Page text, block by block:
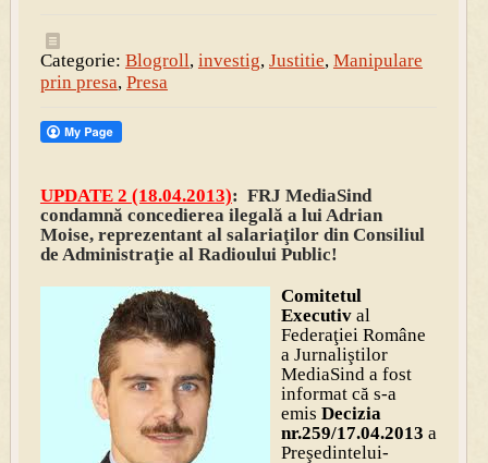
Categorie: Blogroll, investig, Justitie, Manipulare
prin presa, Presa
UPDATE 2 (18.04.2013): FRJ MediaSind
condamnă concedierea ilegală a lui Adrian
Moise, reprezentant al salariaţilor din Consiliul
de Administraţie al Radioului Public!
Comitetul
Executival
Federaţiei Române
a Jurnaliştilor
MediaSind a fost
informat că s-a
emis Decizia
nr.259/17.04.2013 a
Preşedintelui-